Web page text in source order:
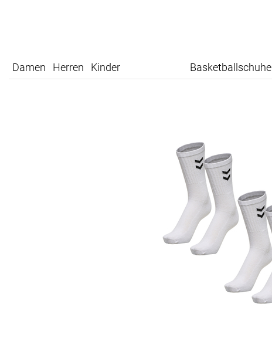
Damen Herren Kinder Basketballschuhe